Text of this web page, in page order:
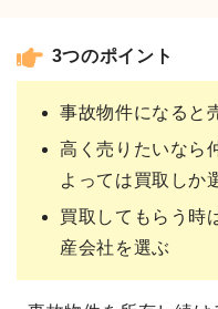
3つのポイント
事故物件になると
高く売りたいなら
よっては買取しか
買取してもらう時
産会社を選ぶ